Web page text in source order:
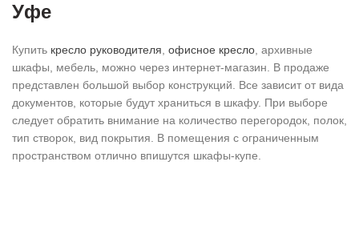
Уфе
Купить кресло руководителя офисное кресло , архивные
шкафы, мебель, можно через интернет-магазин. В продаже
представлен большой выбор конструкций. Все зависит от вида
документов, которые будут храниться в шкафу. При выборе
следует обратить внимание на количество перегородок, полок,
тип створок, вид покрытия. В помещения с ограниченным
пространством отлично впишутся шкафы-купе.